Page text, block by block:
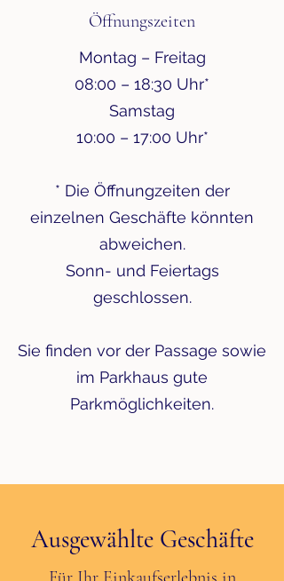
Öffnungszeiten
Montag – Freitag
08:00 – 18:30 Uhr*
Samstag
10:00 – 17:00 Uhr*
* Die Öffnungzeiten der
einzelnen Geschäfte könnten
abweichen.
Sonn- und Feiertags
geschlossen.
Sie finden vor der Passage sowie
im Parkhaus gute
Parkmöglichkeiten.
Ausgewählte Geschäfte